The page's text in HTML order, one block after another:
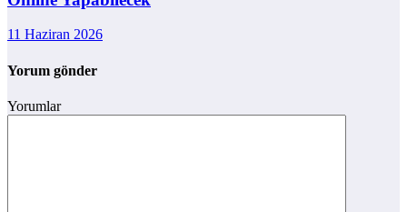
11 Haziran 2026
Yorum gönder
Yorumlar